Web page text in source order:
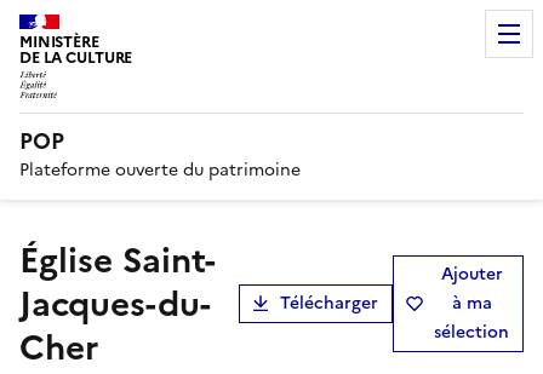
MINISTÈRE
DE LA CULTURE
POP
Plateforme ouverte du patrimoine
Église Saint-
Jacques-du-
Cher
Télécharger
Ajouter
à ma
sélection